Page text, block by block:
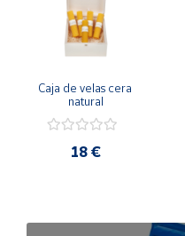
Caja de velas cera
natural
18 €